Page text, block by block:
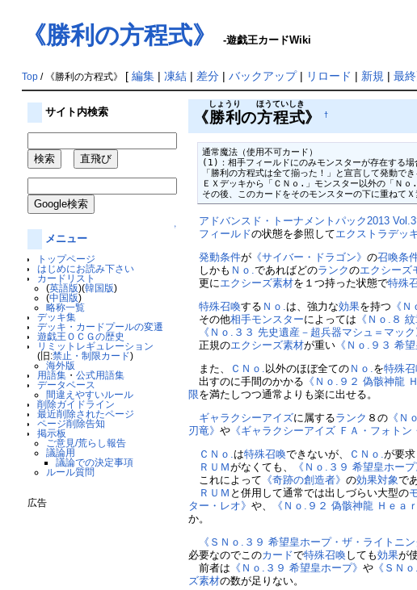
《勝利の方程式》 -遊戯王カードWiki
Top/ 《勝利の方程式》 [ 編集| 凍結| 差分| バックアップ| リロード | 新規 | 最
サイト内検索
↑
メニュー
トップページ
はじめにお読み下さい
カードリスト
(英語版)(韓国版)
(中国版)
略称一覧
デッキ集
デッキ・カードプールの変遷
遊戯王ＯＣＧの歴史
リミットレギュレーション
(旧:禁止・制限カード)
海外版
用語集・ 公式用語集
データベース
間違えやすいルール
削除ガイドライン
最近削除されたページ
ページ削除告知
掲示板
ご意見/荒らし報告
議論用
議論での決定事項
ルール質問
広告
《勝利
しょうり
の方程式
ほうていしき
》†
通常魔法（使用不可カード）
(1)：相手フィールドにのみモンスターが存在する場
「勝利の方程式は全て揃った！」と宣言して発動でき
ＥＸデッキから「ＣＮｏ.」モンスター以外の「Ｎｏ
その後、このカードをそのモンスターの下に重ねてＸ
アドバンスド・トーナメントパック2013 Vol.3
フィールドの状態を参照してエクストラデッ
発動条件が 《サイバー・ドラゴン》の召喚条
しかも Ｎｏ.であればどのランクのエクシーズ
更にエクシーズ素材を１つ持った状態で特殊
特殊召喚する Ｎｏ.は、強力な効果を持つ 《
その他相手モンスターによっては 《Ｎｏ.８
《Ｎｏ.３３ 先史遺産－超兵器マシュ＝マッ
正規のエクシーズ素材が重い 《Ｎｏ.９３ 希
また、
ＣＮｏ. 以外のほぼ全ての Ｎｏ.を特殊
出すのに手間のかかる 《Ｎｏ.９２ 偽骸神龍
限を満たしつつ通常よりも楽に出せる。
ギャラクシーアイズに属するランク ８の 《Ｎ
刃竜》や 《ギャラクシーアイズ ＦＡ・フォトン
ＣＮｏ. は特殊召喚できないが、 ＣＮｏ.が要
ＲＵＭがなくても、 《Ｎｏ.３９ 希望皇ホー
これによって 《奇跡の創造者》の効果対象で
ＲＵＭ と併用して通常では出しづらい大型の
ター・レオ》や、 《Ｎｏ.９２ 偽骸神龍 Ｈｅａ
か。
《ＳＮｏ.３９ 希望皇ホープ・ザ・ライトニ
必要なのでこのカードで特殊召喚 しても効果が
前者は 《Ｎｏ.３９ 希望皇ホープ》や 《ＳＮ
ズ素材の数が足りない。